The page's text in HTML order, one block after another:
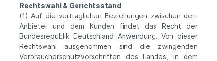
Rechtswahl & Gerichtsstand
(1) Auf die vertraglichen Beziehungen zwischen dem
Anbieter und dem Kunden findet das Recht der
Bundesrepublik Deutschland Anwendung. Von dieser
Rechtswahl ausgenommen sind die zwingenden
Verbraucherschutzvorschriften des Landes, in dem